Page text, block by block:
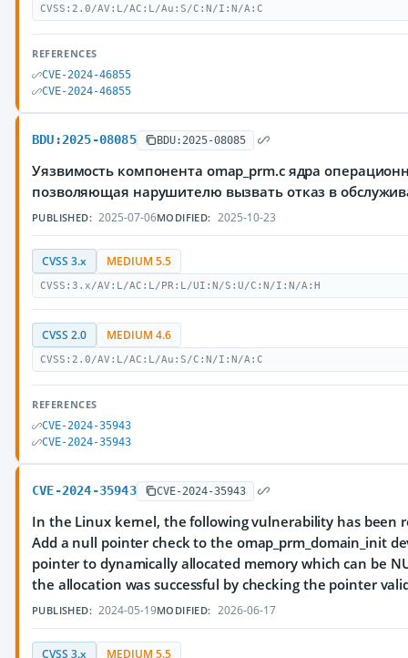
CVSS:2.0/AV:L/AC:L/Au:S/C:N/I:N/A:C
REFERENCES
CVE-2024-46855
CVE-2024-46855
BDU:2025-08085 BDU:2025-08085
Уязвимость компонента omap_prm.c ядра
позволяющая нарушителю вызвать отказ в
PUBLISHED: 2025-07-06MODIFIED: 2025-10-23
CVSS 3.x MEDIUM 5.5
CVSS:3.x/AV:L/AC:L/PR:L/UI:N/S:U/C:N/I:N/A:H
CVSS 2.0 MEDIUM 4.6
CVSS:2.0/AV:L/AC:L/Au:S/C:N/I:N/A:C
REFERENCES
CVE-2024-35943
CVE-2024-35943
CVE-2024-35943 CVE-2024-35943
In the Linux kernel, the following vulnerability has been
Add a null pointer check to the omap_prm_domain_init
pointer to dynamically allocated memory which can be
the allocation was successful by checking the pointer
PUBLISHED: 2024-05-19MODIFIED: 2026-06-17
CVSS 3.x MEDIUM 5.5